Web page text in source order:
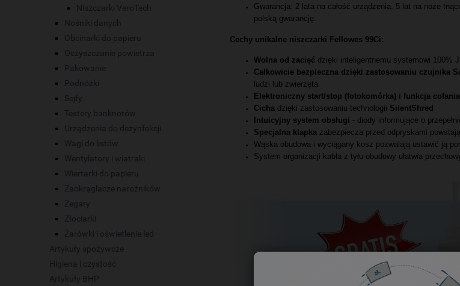
Niszczarki VeroTech
Nośniki danych
Obcinarki do papieru
Oczyszczanie powietrza
Pakowanie
Podnóżki
Sejfy
Testery banknotów
Urządzenia do dezynfekcji
Wagi do listów
Wentylatory i wiatraki
Wiertarki do papieru
Zaokrąglacze narożników
Zegary
Złociarki
Żarówki i oświetlenie led
Artykuły spożywcze
Higiena i czystość
Artykuły BHP
Gwarancja: 2 lata na całość urządzenia, 5 lat na noże
polską gwarancję.
Cechy unikalne niszczarki Fellowes 99Ci:
Wolna od zacięć dzięki inteligentnemu systemowi 100%
Całkowicie bezpieczna dzięki zastosowaniu czujnika
ludzi lub zwierzęta
Elektroniczny start/stop (fotokomórka) i funkcja cofania
Cicha dzięki zastosowaniu technologii SilentShred
Intuicyjny system obsługi - diody informujące o
Specjalna klapka zabezpiecza przed odpryskami
Wąska obudowa i wyciągany kosz pozwalają ustawić ją
System organizacji kabla z tyłu obudowy ułatwia